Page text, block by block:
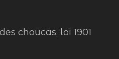
choucas, loi 1901